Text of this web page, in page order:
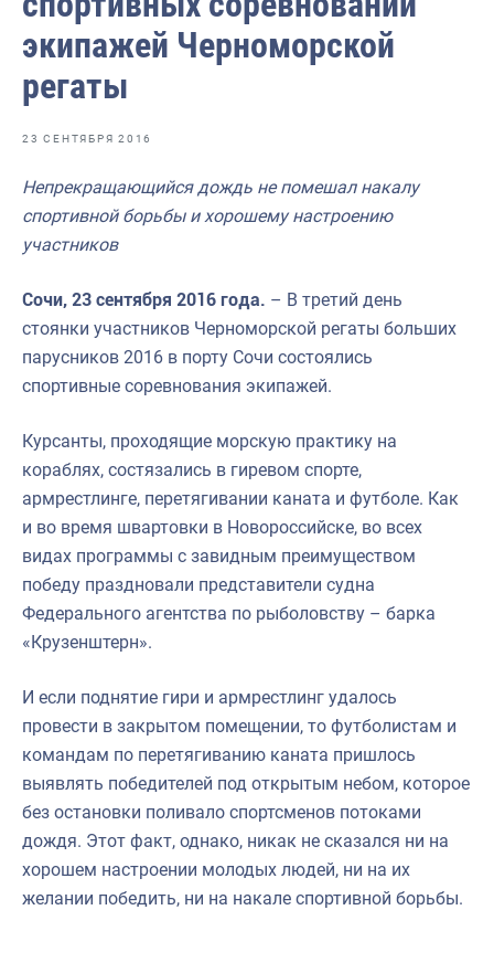
Отраслевые СМИ
Выставки и конференции
Научно-практическая литература
Рыбоохрана России
Отрасль в цифрах
Инфографика
Укрепление духовно-нравственных ценностей
События в России и мире
экипажей Черноморской
регаты
23 СЕНТЯБРЯ 2016
Непрекращающийся дождь не помешал накалу
спортивной борьбы и хорошему настроению
участников
Сочи, 23 сентября 2016 года. – В третий день
стоянки участников Черноморской регаты больших
парусников 2016 в порту Сочи состоялись
спортивные соревнования экипажей.
Курсанты, проходящие морскую практику на
кораблях, состязались в гиревом спорте,
армрестлинге, перетягивании каната и футболе. Как
и во время швартовки в Новороссийске, во всех
видах программы с завидным преимуществом
победу праздновали представители судна
Федерального агентства по рыболовству – барка
«Крузенштерн».
И если поднятие гири и армрестлинг удалось
провести в закрытом помещении, то футболистам и
командам по перетягиванию каната пришлось
выявлять победителей под открытым небом, которое
без остановки поливало спортсменов потоками
дождя. Этот факт, однако, никак не сказался ни на
хорошем настроении молодых людей, ни на их
желании победить, ни на накале спортивной борьбы.